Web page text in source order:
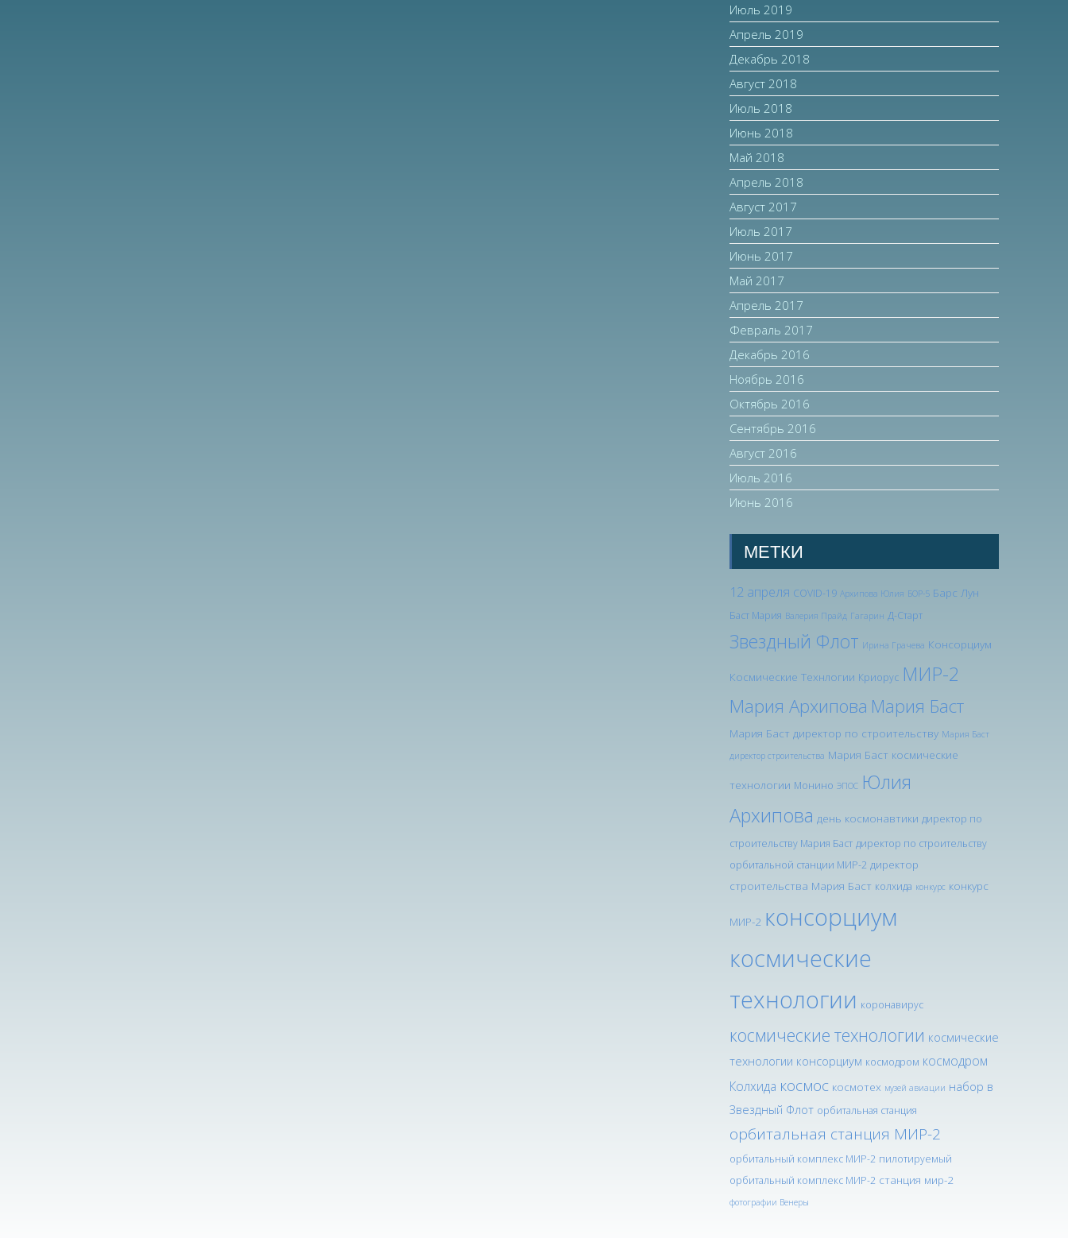
Июль 2019
Апрель 2019
Декабрь 2018
Август 2018
Июль 2018
Июнь 2018
Май 2018
Апрель 2018
Август 2017
Июль 2017
Июнь 2017
Май 2017
Апрель 2017
Февраль 2017
Декабрь 2016
Ноябрь 2016
Октябрь 2016
Сентябрь 2016
Август 2016
Июль 2016
Июнь 2016
МЕТКИ
12 апреля COVID-19 Архипова Юлия БОР-5 Барс Лун
Баст Мария Валерия Прайд Гагарин Д-Старт
Звездный Флот Ирина Грачева Консорциум
Космические Технлогии Криорус МИР-2
Мария Архипова Мария Баст
Мария Баст директор по строительству Мария Баст
директор строительства Мария Баст космические
технологии Монино ЭПОС Юлия
Архипова день космонавтики директор по
строительству Мария Баст директор по строительству
орбитальной станции МИР-2 директор
строительства Мария Баст колхида конкурс конкурс
МИР-2 консорциум
космические
технологии коронавирус
космические технологии космические
технологии консорциум космодром космодром
Колхида космос космотех музей авиации набор в
Звездный Флот орбитальная станция
орбитальная станция МИР-2
орбитальный комплекс МИР-2 пилотируемый
орбитальный комплекс МИР-2 станция мир-2
фотографии Венеры